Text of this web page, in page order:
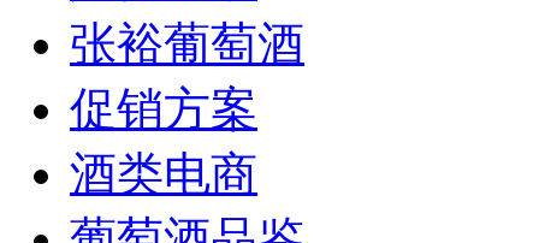
张裕葡萄酒
促销方案
酒类电商